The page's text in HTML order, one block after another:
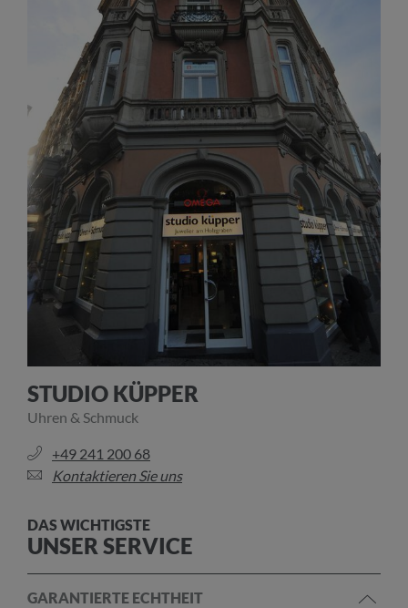
STUDIO KÜPPER
Uhren & Schmuck
+49 241 200 68
Kontaktieren Sie uns
DAS WICHTIGSTE
UNSER SERVICE
GARANTIERTE ECHTHEIT